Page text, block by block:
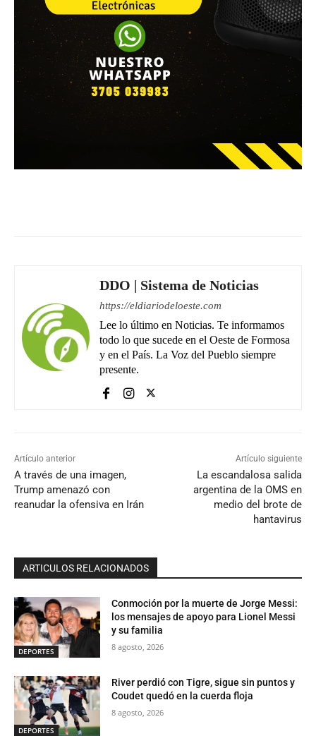
DDO | Sistema de Noticias
https://eldiariodeloeste.com
Lee lo último en Noticias. Te informamos
todo lo que sucede en el Oeste de Formosa
y en el País. La Voz del Pueblo siempre
presente.
Artículo anterior
A través de una imagen,
Trump amenazó con
reanudar la ofensiva en Irán
Artículo siguiente
La escandalosa salida
argentina de la OMS en
medio del brote de
hantavirus
ARTICULOS RELACIONADOS
DEPORTES
Conmoción por la muerte de Jorge Messi:
los mensajes de apoyo para Lionel Messi
y su familia
8 agosto, 2026
DEPORTES
River perdió con Tigre, sigue sin puntos y
Coudet quedó en la cuerda floja
8 agosto, 2026